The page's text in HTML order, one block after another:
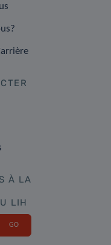
À LA
LIH